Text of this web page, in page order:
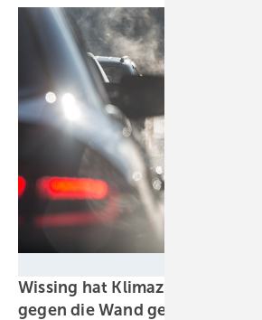
Wissing hat Klimaziel ohne
gegen die Wand gesetzt